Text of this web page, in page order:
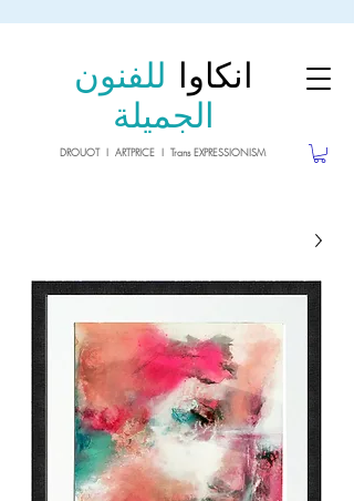
انكاوا للفنون
الجميلة
DROUOT I ARTPRICE I Trans EXPRESSIONISM